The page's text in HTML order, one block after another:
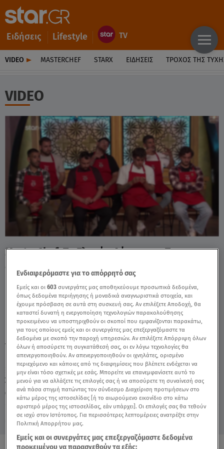
Ειδήσεις Lifestyle
VIDEO MASTERCHEF STARX ΕΙΔΉΣΕΙΣ ΤΡΟΧΌΣ ΤΗΣ
VIDEO
Σάββατο 8 Αυγούστου 2026
07.05.26, 21:55 MEDIA
MasterChef: Το Γλυκό «Λύτρωσε» Τους
Μπλε - Video
TAGS: MASTERCHEF ΟΜΑΔΙΚΗ MASTERCHEF 10
Ενδιαφερόμαστε για το απόρρητό σας
Εμείς και οι603 συνεργάτες μας αποθηκεύουμε προσωπικά δεδομένα,
όπως δεδομένα περιήγησης ή μοναδικά αναγνωριστικά στοιχεία, και
έχουμε πρόσβαση σε αυτά στη συσκευή σας. Αν επιλέξετε Αποδοχή, θα
καταστεί δυνατή η ενεργοποίηση τεχνολογιών παρακολούθησης
προκειμένου να υποστηριχθούν οι σκοποί που εμφανίζονται παρακάτω,
για τους οποίους εμείς και οι συνεργάτες μας επεξεργαζόμαστε τα
δεδομένα με σκοπό την παροχή υπηρεσιών. Αν επιλέξετε Απόρριψη όλων
όλων ή αποσύρετε τη συγκατάθεσή σας, οι εν λόγω τεχνολογίες θα
απενεργοποιηθούν. Αν απενεργοποιηθούν οι ιχνηλάτες, ορισμένο
περιεχόμενο και κάποιες από τις διαφημίσεις που βλέπετε ενδέχεται να
μην είναι τόσο σχετικές με εσάς. Μπορείτε να επανεμφανίσετε αυτό το
μενού για να αλλάξετε τις επιλογές σας ή να αποσύρετε τη συναίνεσή σας
ανά πάσα στιγμή πατώντας τον σύνδεσμο Διαχείριση προτιμήσεων στο
κάτω μέρος της ιστοσελίδας [ή το αιωρούμενο εικονίδιο στο κάτω
αριστερό μέρος της ιστοσελίδας, εάν υπάρχει]. Οι επιλογές σας θα τεθούν
σε ισχύ στον Ιστότοπος. Για περισσότερες λεπτομέρειες ανατρέξτε στην
Πολιτική Απορρήτου μας.
Εμείς και οι συνεργάτες μας επεξεργαζόμαστε δεδομένα
προκειμένου να παρασχεθούν τα εξής: